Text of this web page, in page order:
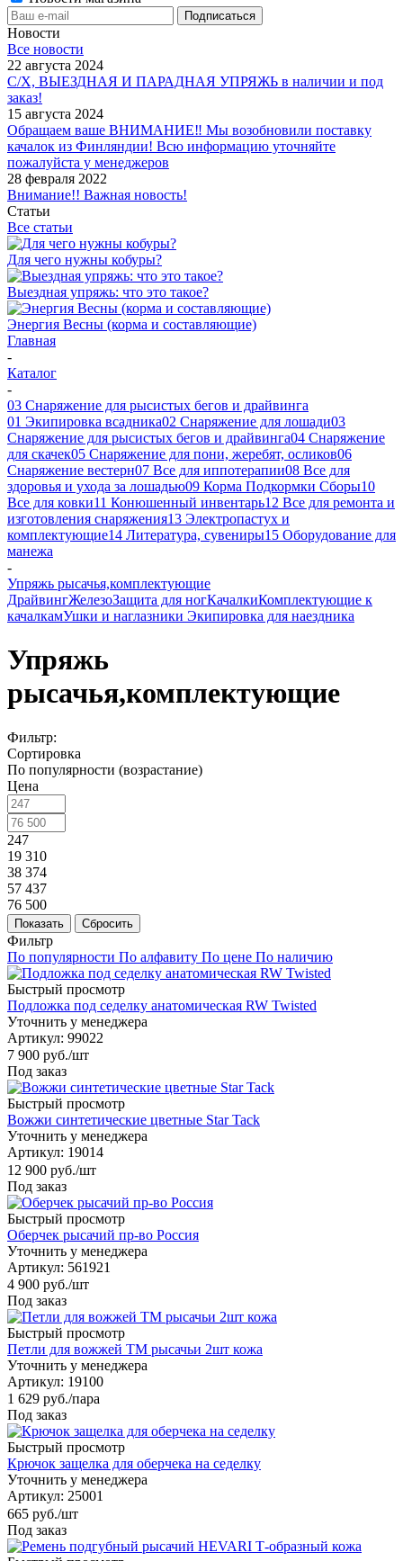
Новости
Все новости
22 августа 2024
С/Х, ВЫЕЗДНАЯ И ПАРАДНАЯ УПРЯЖЬ в наличии и под
заказ!
15 августа 2024
Обращаем ваше ВНИМАНИЕ‼ Мы возобновили поставку
качалок из Финляндии! Всю информацию уточняйте
пожалуйста у менеджеров
28 февраля 2022
Внимание!! Важная новость!
Статьи
Все статьи
Для чего нужны кобуры?
Выездная упряжь: что это такое?
Энергия Весны (корма и составляющие)
Главная
-
Каталог
-
03 Снаряжение для рысистых бегов и драйвинга
01 Экипировка всадника02 Снаряжение для лошади03
Снаряжение для рысистых бегов и драйвинга04 Снаряжение
для скачек05 Снаряжение для пони, жеребят, осликов06
Снаряжение вестерн07 Все для иппотерапии08 Все для
здоровья и ухода за лошадью09 Корма Подкормки Сборы10
Все для ковки11 Конюшенный инвентарь12 Все для ремонта и
изготовления снаряжения13 Электропастух и
комплектующие14 Литература, сувениры15 Оборудование для
манежа
-
Упряжь рысачья,комплектующие
ДрайвингЖелезоЗащита для ногКачалкиКомплектующие к
качалкамУшки и наглазники Экипировка для наездника
Упряжь
рысачья,комплектующие
Фильтр:
Сортировка
По популярности (возрастание)
Цена
247
19 310
38 374
57 437
76 500
Показать Сбросить
Фильтр
По популярности По алфавиту По цене По наличию
Быстрый просмотр
Подложка под седелку анатомическая RW Twisted
Уточнить у менеджера
Артикул: 99022
7 900 руб./шт
Под заказ
Быстрый просмотр
Вожжи синтетические цветные Star Tack
Уточнить у менеджера
Артикул: 19014
12 900 руб./шт
Под заказ
Быстрый просмотр
Оберчек рысачий пр-во Россия
Уточнить у менеджера
Артикул: 561921
4 900 руб./шт
Под заказ
Быстрый просмотр
Петли для вожжей ТМ рысачьи 2шт кожа
Уточнить у менеджера
Артикул: 19100
1 629 руб./пара
Под заказ
Быстрый просмотр
Крючок защелка для оберчека на седелку
Уточнить у менеджера
Артикул: 25001
665 руб./шт
Под заказ